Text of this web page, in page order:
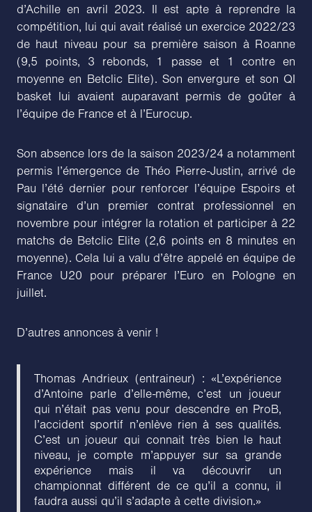
d’Achille en avril 2023. Il est apte à reprendre la
compétition, lui qui avait réalisé un exercice 2022/23
de haut niveau pour sa première saison à Roanne
(9,5 points, 3 rebonds, 1 passe et 1 contre en
moyenne en Betclic Elite). Son envergure et son QI
basket lui avaient auparavant permis de goûter à
l’équipe de France et à l’Eurocup.
Son absence lors de la saison 2023/24 a notamment
permis l’émergence de Théo Pierre-Justin, arrivé de
Pau l’été dernier pour renforcer l’équipe Espoirs et
signataire d’un premier contrat professionnel en
novembre pour intégrer la rotation et participer à 22
matchs de Betclic Elite (2,6 points en 8 minutes en
moyenne). Cela lui a valu d’être appelé en équipe de
France U20 pour préparer l’Euro en Pologne en
juillet.
D’autres annonces à venir !
Thomas Andrieux (entraineur) : «L’expérience
d’Antoine parle d’elle-même, c’est un joueur
qui n’était pas venu pour descendre en ProB,
l’accident sportif n’enlève rien à ses qualités.
C’est un joueur qui connait très bien le haut
niveau, je compte m’appuyer sur sa grande
expérience mais il va découvrir un
championnat différent de ce qu’il a connu, il
faudra aussi qu’il s’adapte à cette division.»